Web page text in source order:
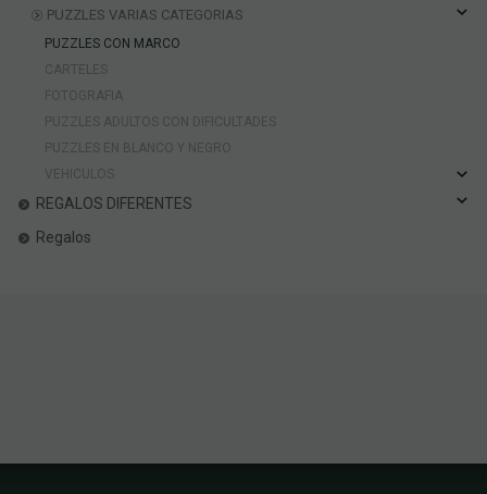
PUZZLES VARIAS CATEGORIAS
PUZZLES CON MARCO
CARTELES
FOTOGRAFIA
PUZZLES ADULTOS CON DIFICULTADES
PUZZLES EN BLANCO Y NEGRO
VEHICULOS
REGALOS DIFERENTES
Regalos